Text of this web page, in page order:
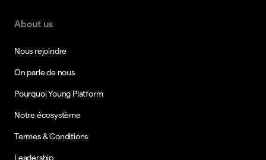
About us
Nous rejoindre
On parle de nous
Pourquoi Young Platform
Notre écosystème
Termes & Conditions
Leadership